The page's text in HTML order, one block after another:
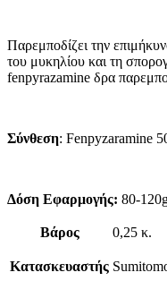
Παρεμποδίζει την
του μυκηλίου και τη
fenpyrazamine δρα
Σύνθεση: Fenpyzaramine
Δόση Εφαρμογής: 80-
Βάρος 0,25 κ.
Κατασκευαστής